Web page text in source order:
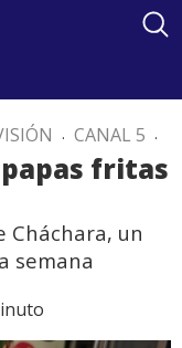
. CANAL 5 .
fritas
Cháchara, un
semana